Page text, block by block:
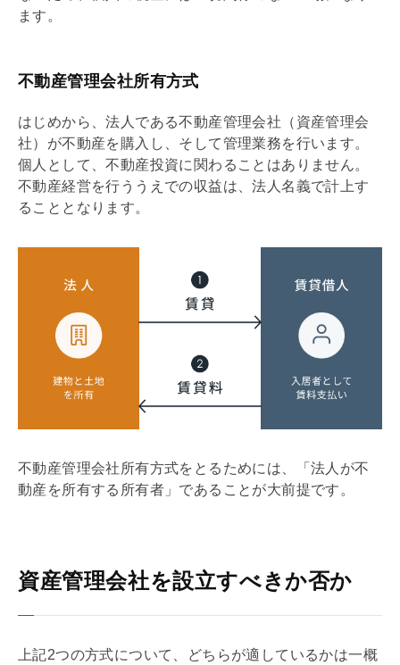
ます。
不動産管理会社所有方式
はじめから、法人である不動産管理会社 （資産管理会
社）が不動産を購入し、そして管理業務を行います。
個人として、不動産投資に関わることはありません。
不動産経営を行ううえでの収益は、法人名義で計上す
ることとなります。
不動産管理会社 所有方式をとるためには、「法人が不
動産を所有する所有者」であることが大前提です。
資産管理会社を設立すべきか否か
上記2つの方式について、どちらが適しているかは一概